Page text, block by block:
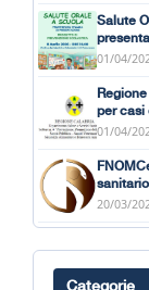
Salute
01/04/
per casi
01/04/
20/03/
Categorie